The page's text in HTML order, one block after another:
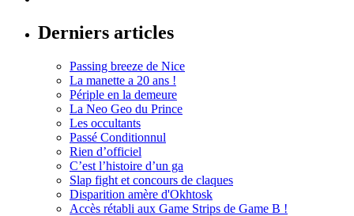
Derniers articles
Passing breeze de Nice
La manette a 20 ans !
Périple en la demeure
La Neo Geo du Prince
Les occultants
Passé Conditionnul
Rien d’officiel
C’est l’histoire d’un ga
Slap fight et concours de claques
Disparition amère d'Okhtosk
Accès rétabli aux Game Strips de Game B !